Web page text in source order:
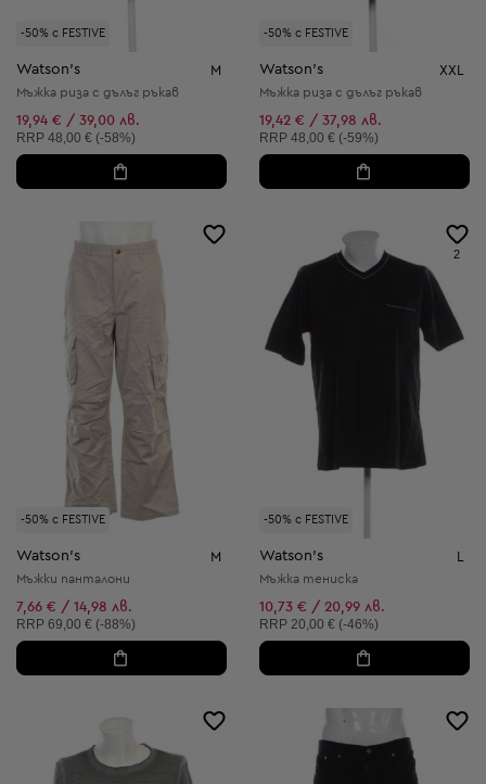
-50% с FESTIVE
Watson's M
Мъжка риза с дълъг ръкав
19,94 € / 39,00 лв.
Препоръчителна цена:
RRP 48,00 € (-58%)
-50% с FESTIVE
Watson's XXL
Мъжка риза с дълъг ръкав
19,42 € / 37,98 лв.
Препоръчителна цена:
RRP 48,00 € (-59%)
-50% с FESTIVE
Watson's M
Мъжки панталони
7,66 € / 14,98 лв.
Препоръчителна цена:
RRP 69,00 € (-88%)
-50% с FESTIVE
2
Watson's
Мъжка тениска
10,73 € / 20,99 лв.
Препоръчителна цена:
RRP 20,00 € (-46%)